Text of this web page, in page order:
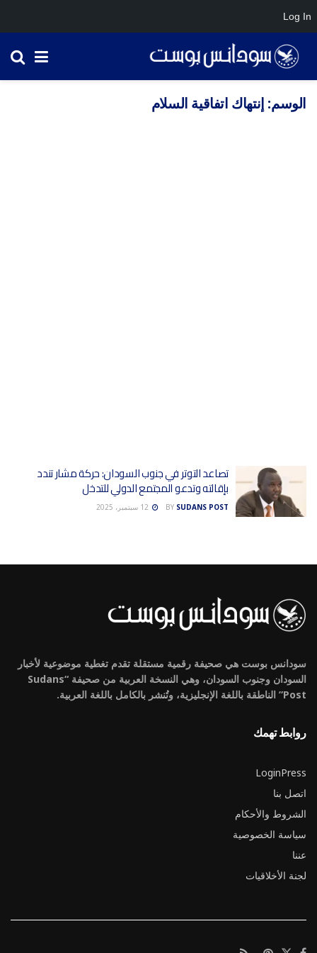
الوسم: إنتهاك اتفاقية السلام
تصاعد التوتر في جنوب السودان: حركة مشار تندد
بإقالته وتدعو المجتمع الدولي للتدخل
BY SUDANS POST
سودانس بوست هي صحيفة رقمية مستقلة تقدم تغطية موضوعية لأخبار
السودان وجنوب السودان، وهي النسخة العربية من صحيفة “Sudans
Post” الناطقة باللغة الإنجليزية، وتُنشر بالكامل باللغة العربية.
روابط تهمك
LoginPress
اتصل بنا
الشروط والأحكام
سياسة الخصوصية
عننا
لجنة الأخلاقيات
Log In